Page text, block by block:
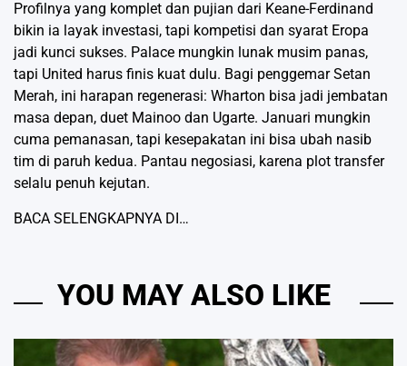
Profilnya yang komplet dan pujian dari Keane-Ferdinand
bikin ia layak investasi, tapi kompetisi dan syarat Eropa
jadi kunci sukses. Palace mungkin lunak musim panas,
tapi United harus finis kuat dulu. Bagi penggemar Setan
Merah, ini harapan regenerasi: Wharton bisa jadi jembatan
masa depan, duet Mainoo dan Ugarte. Januari mungkin
cuma pemanasan, tapi kesepakatan ini bisa ubah nasib
tim di paruh kedua. Pantau negosiasi, karena plot transfer
selalu penuh kejutan.
BACA SELENGKAPNYA DI…
YOU MAY ALSO LIKE